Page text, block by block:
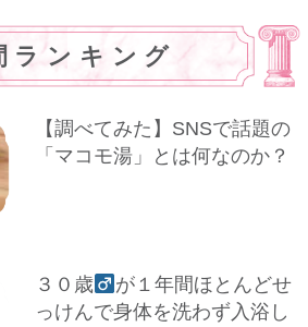
ランキング
【調べてみた】SNSで話題の
「マコモ湯」とは何なのか？
３０歳
が１年間ほとんどせ
っけんで身体を洗わず入浴し